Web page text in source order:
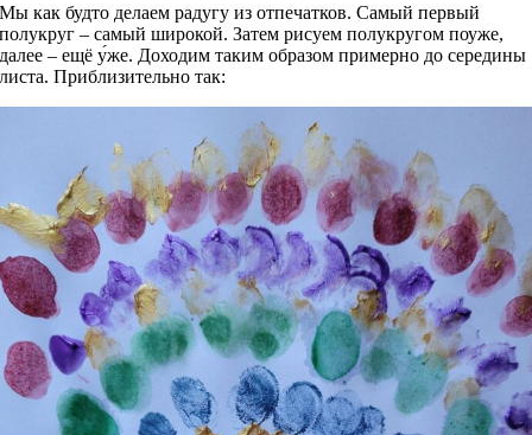
Мы как будто делаем радугу из отпечатков. Самый первый
полукруг – самый широкой. Затем рисуем полукругом поуже,
далее – ещё у́же. Доходим таким образом примерно до середины
листа. Приблизительно так: